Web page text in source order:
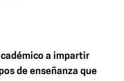
a impartir
de enseñanza que